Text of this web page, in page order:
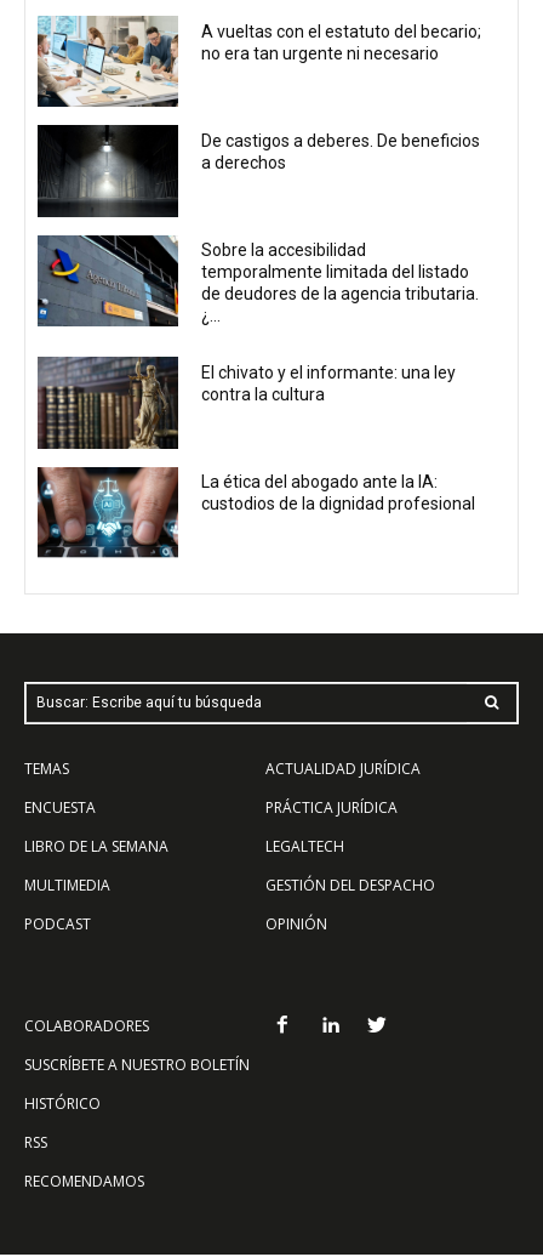
A vueltas con el estatuto del becario;
no era tan urgente ni necesario
De castigos a deberes. De beneficios
a derechos
Sobre la accesibilidad
temporalmente limitada del listado
de deudores de la agencia tributaria.
¿...
El chivato y el informante: una ley
contra la cultura
La ética del abogado ante la IA:
custodios de la dignidad profesional
Buscar: Escribe aquí tu búsqueda
TEMAS
ENCUESTA
LIBRO DE LA SEMANA
MULTIMEDIA
PODCAST
ACTUALIDAD JURÍDICA
PRÁCTICA JURÍDICA
LEGALTECH
GESTIÓN DEL DESPACHO
OPINIÓN
COLABORADORES
SUSCRÍBETE A NUESTRO BOLETÍN
HISTÓRICO
RSS
RECOMENDAMOS